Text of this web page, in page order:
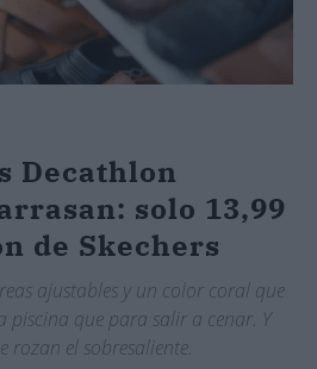
Decathlon
solo 13,99
de Skechers
ajustables y un color coral que
piscina que para salir a cenar. Y
rozan el sobresaliente.